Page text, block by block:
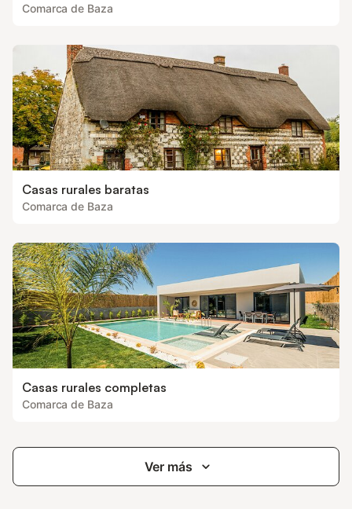
Comarca de Baza
Casas rurales baratas
Comarca de Baza
Casas rurales completas
Comarca de Baza
Ver más